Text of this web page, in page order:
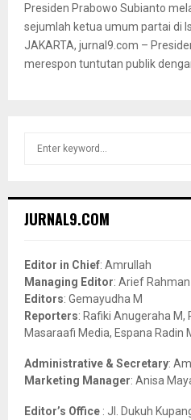
Presiden Prabowo Subianto
sejumlah ketua umum partai di
JAKARTA, jurnal9.com –
merespon tuntutan publik
h
o
r
:
JURNAL9.COM
Editor in Chief: Amrullah
Managing Editor: Arief
Editors: Gemayudha M
Reporters: Rafiki Anugeraha M,
Masaraafi Media, Espana Radin
Administrative & Secretary:
Marketing Manager: Anisa
Editor’s Office : Jl. Dukuh